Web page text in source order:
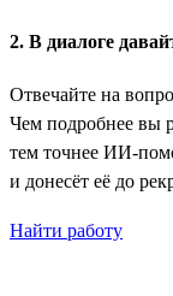
2. В диалоге
Отвечайте на
Чем подробнее вы
тем точнее ИИ-
и донесёт её до
Найти работу